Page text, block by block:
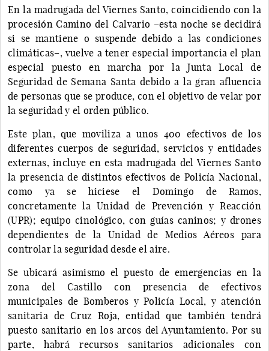
En la madrugada del Viernes Santo, coincidiendo con la
procesión Camino del Calvario –esta noche se decidirá
si se mantiene o suspende debido a las condiciones
climáticas–, vuelve a tener especial importancia el plan
especial puesto en marcha por la Junta Local de
Seguridad de Semana Santa debido a la gran afluencia
de personas que se produce, con el objetivo de velar por
la seguridad y el orden público.
Este plan, que moviliza a unos 400 efectivos de los
diferentes cuerpos de seguridad, servicios y entidades
externas, incluye en esta madrugada del Viernes Santo
la presencia de distintos efectivos de Policía Nacional,
como ya se hiciese el Domingo de Ramos,
concretamente la Unidad de Prevención y Reacción
(UPR); equipo cinológico, con guías caninos; y drones
dependientes de la Unidad de Medios Aéreos para
controlar la seguridad desde el aire.
Se ubicará asimismo el puesto de emergencias en la
zona del Castillo con presencia de efectivos
municipales de Bomberos y Policía Local, y atención
sanitaria de Cruz Roja, entidad que también tendrá
puesto sanitario en los arcos del Ayuntamiento. Por su
parte, habrá recursos sanitarios adicionales con